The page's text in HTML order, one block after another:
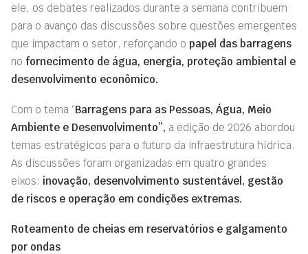
ele, os debates realizados durante a semana contribuem
para o avanço das discussões sobre questões emergentes
que impactam o setor, reforçando o papel das barragens
no fornecimento de água, energia, proteção ambiental e
desenvolvimento econômico.
Com o tema “Barragens para as Pessoas, Água, Meio
Ambiente e Desenvolvimento”, a edição de 2026 abordou
temas estratégicos para o futuro da infraestrutura hídrica.
As discussões foram organizadas em quatro grandes
eixos: inovação, desenvolvimento sustentável, gestão
de riscos e operação em condições extremas.
Roteamento de cheias em reservatórios e galgamento
por ondas